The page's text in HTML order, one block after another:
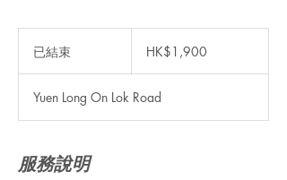
已結束 HK$1,900
Yuen Long On Lok Road
服務說明